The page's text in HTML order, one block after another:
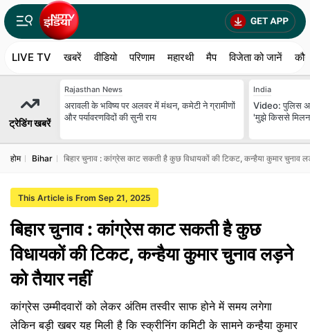
LIVE TV खबरें वीडियो परिणाम महारथी मैप विजेता को जानें
ट्रेडिंग खबरें
Rajasthan News
अरावली के भविष्य पर अलवर में मंथन, कमेटी ने ग्रामीणों
और पर्यावरणविदों की सुनी राय
India
Video: पुलिस
'मुझे किससे
होम Bihar बिहार चुनाव : कांग्रेस काट सकती है कुछ विधायकों की टिकट, कन्हैया कुमार चुनाव
This Article is From Sep 21, 2025
बिहार चुनाव : कांग्रेस काट सकती है कुछ
विधायकों की टिकट, कन्हैया कुमार चुनाव लड़ने
को तैयार नहीं
कांग्रेस उम्मीदवारों को लेकर अंतिम तस्वीर साफ होने में समय लगेगा
लेकिन बड़ी खबर यह मिली है कि स्क्रीनिंग कमिटी के सामने कन्हैया कुमार